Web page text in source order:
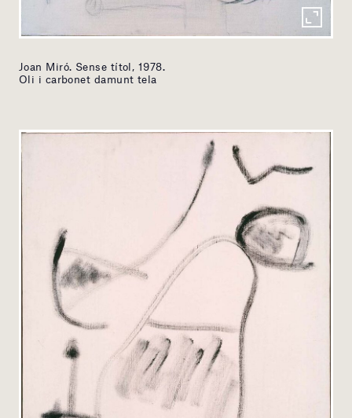
Joan Miró. Sense títol, 1978.
Oli i carbonet damunt tela